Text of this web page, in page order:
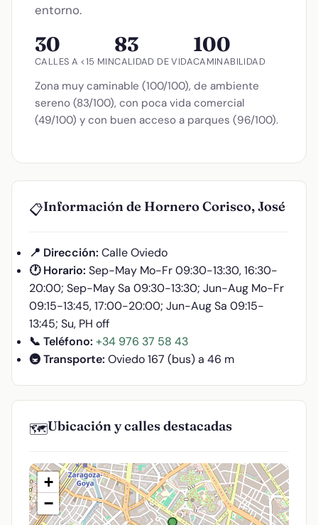
entorno.
30
CALLES A <15 MIN
83
CALIDAD DE VIDA
100
CAMINABILIDAD
Zona muy caminable (100/100), de ambiente
sereno (83/100), con poca vida comercial
(49/100) y con buen acceso a parques (96/100).
📋Información de Hornero Corisco, José
📍 Dirección: Calle Oviedo
🕐 Horario: Sep-May Mo-Fr 09:30-13:30, 16:30-
20:00; Sep-May Sa 09:30-13:30; Jun-Aug Mo-Fr
09:15-13:45, 17:00-20:00; Jun-Aug Sa 09:15-
13:45; Su, PH off
📞 Teléfono: +34 976 37 58 43
🚇 Transporte: Oviedo 167 (bus) a 46 m
🗺️Ubicación y calles destacadas
+
−